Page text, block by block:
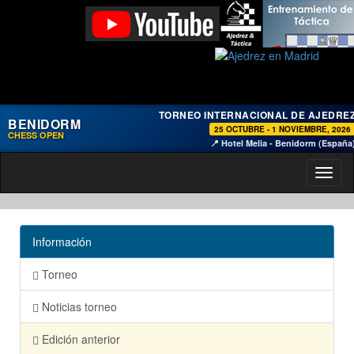
BENIDORM
CHESS OPEN
TORNEO INTERNACIONAL DE
25 OCTUBRE - 1 NOVIEMBRE, 2026
📍 Hotel Melia - Benidorm
Información
Torneo
Noticias torneo
Edición anterior